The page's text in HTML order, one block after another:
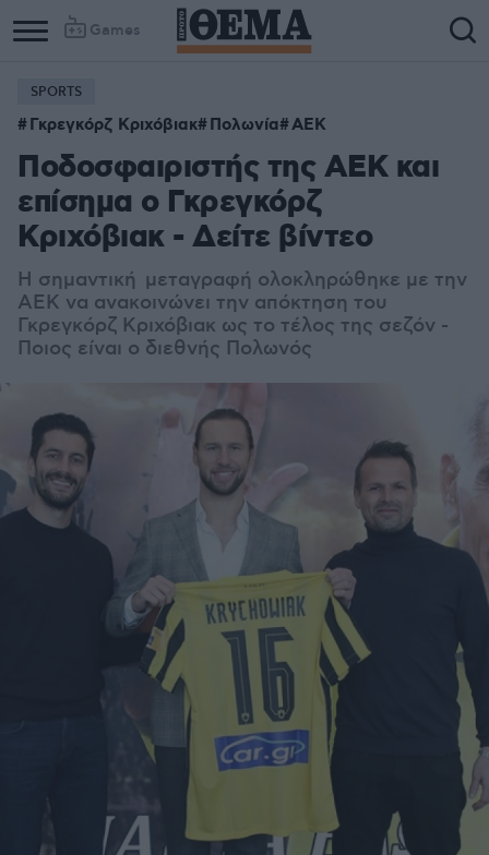
Games
SPORTS
Γκρεγκόρζ Κριχόβιακ Πολωνία ΑΕΚ
Ποδοσφαιριστής της ΑΕΚ και
επίσημα ο Γκρεγκόρζ
Κριχόβιακ - Δείτε βίντεο
Η σημαντική μεταγραφή ολοκληρώθηκε με την
ΑΕΚ να ανακοινώνει την απόκτηση του
Γκρεγκόρζ Κριχόβιακ ως το τέλος της σεζόν -
Ποιος είναι ο διεθνής Πολωνός